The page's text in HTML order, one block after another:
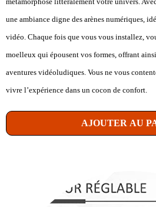
une ambiance digne des arènes numériques,
vidéo. Chaque fois que vous vous installez,
moelleux qui épousent vos formes, offrant
aventures vidéoludiques. Vous ne vous
vivre l’expérience dans un cocon de confort.
AJOUTER AU